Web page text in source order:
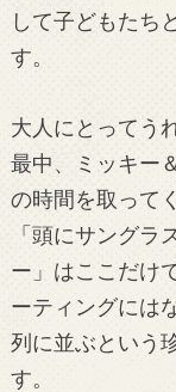
して子どもたち
す。
大人にとってう
最中、ミッキー
の時間を取って
「頭にサングラ
ー」はここだけ
ーティングには
列に並ぶという
す。